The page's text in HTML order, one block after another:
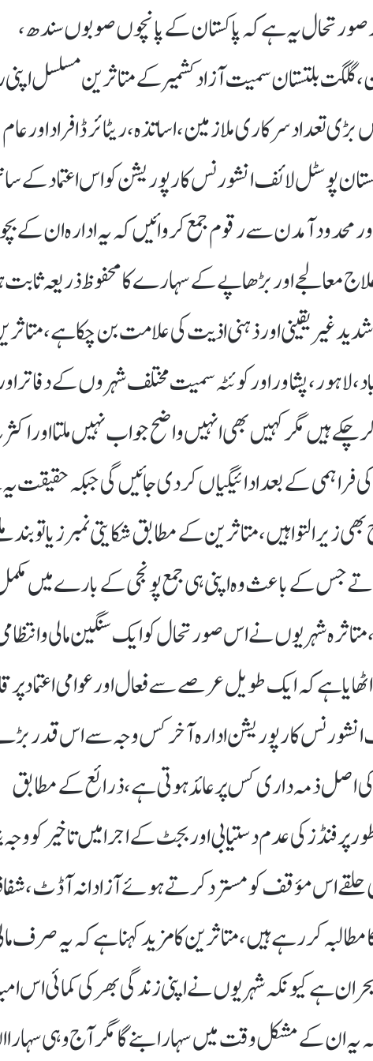
صورتحال یہ ہے کہ پاکستان کے پانچوں صوبوں سندھ،
گلگت بلتستان سمیت آزاد کشمیر کے متاثرین مسلسل
تعداد سرکاری ملازمین، اساتذہ، ریٹائرڈ افراد اور عام
پوسٹل لائف انشورنس کارپوریشن کو اس اعتماد کے
اور محدود آمدن سے رقوم جمع کروائیں کہ یہ ادارہ ان کے
معالجے اور بڑھاپے کے سہارے کا محفوظ ذریعہ ثابت
غیر یقینی اور ذہنی اذیت کی علامت بن چکا ہے،
لاہور، پشاور اور کوئٹہ سمیت مختلف شہروں کے دفاتر
چکے ہیں مگر کہیں بھی انہیں واضح جواب نہیں ملتا اور
کی فراہمی کے بعد ادائیگیاں کر دی جائیں گی جبکہ حقیقت
التوا ہیں، متاثرین کے مطابق شکایتی نمبرز یا تو بند
جس کے باعث وہ اپنی ہی جمع پونجی کے بارے میں
شہریوں نے اس صورتحال کو ایک سنگین مالی و
ہے کہ ایک طویل عرصے سے فعال اور عوامی اعتماد پر
انشورنس کارپوریشن ادارہ آخر کس وجہ سے اس قدر
کی اصل ذمہ داری کس پر عائد ہوتی ہے، ذرائع کے مطابق
کی عدم دستیابی اور بجٹ کے اجرا میں تاخیر کو وجہ
حلقے اس مؤقف کو مسترد کرتے ہوئے آزادانہ آڈٹ،
مطالبہ کر رہے ہیں، متاثرین کا مزید کہنا ہے کہ یہ صرف
بحران ہے کیونکہ شہریوں نے اپنی زندگی بھر کی کمائی اس
ان کے مشکل وقت میں سہارا بنے گا مگر آج وہی